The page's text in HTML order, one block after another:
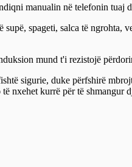
manualin në telefonin tuaj
spageti, salca të ngrohta,
mund t'i rezistojë
sigurie, duke përfshirë
nxehet kurrë për të shmangur